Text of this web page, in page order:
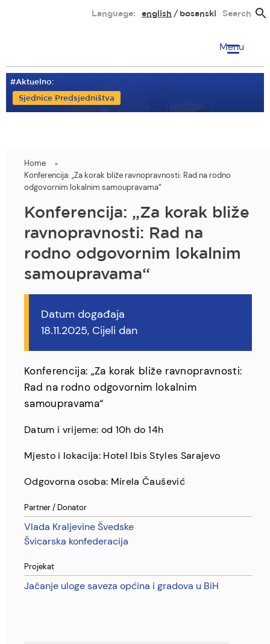
Language: english bosanski Search
Menu
#Aktuelno:
Sjednice Predsjedništva
You
are
here
Home
Konferencija: „Za korak bliže ravnopravnosti: Rad na rodno
odgovornim lokalnim samoupravama“
Konferencija: „Za korak bliže
ravnopravnosti: Rad na
rodno odgovornim lokalnim
samoupravama“
Datum događaja
18.11.2025, Cijeli dan
Konferencija: „Za korak bliže ravnopravnosti:
Rad na rodno odgovornim lokalnim
samoupravama“
Datum i vrijeme: od 10h do 14h
Mjesto i lokacija: Hotel Ibis Styles Sarajevo
Odgovorna osoba: Mirela Čaušević
Partner / Donator
Vlada Kraljevine Švedske
Švicarska konfederacija
Projekat
Jačanje uloge saveza općina i gradova u BiH